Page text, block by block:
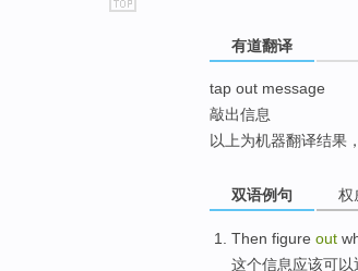
有道翻译
tap out message
敲出信息
以上为机器翻译结果
双语例句 权
Then figure out
这个信息应该可以